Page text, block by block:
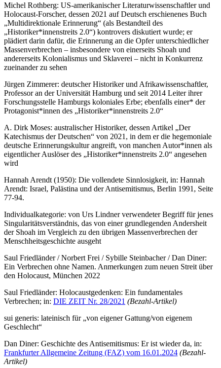
Michel Rothberg: US-amerikanischer Literaturwissenschaftler und
Holocaust-Forscher, dessen 2021 auf Deutsch erschienenes Buch
„Multidirektionale Erinnerung“ (als Bestandteil des
„Historiker*innenstreits 2.0“) kontrovers diskutiert wurde; er
plädiert darin dafür, die Erinnerung an die Opfer unterschiedlicher
Massenverbrechen – insbesondere von einerseits Shoah und
andererseits Kolonialismus und Sklaverei – nicht in Konkurrenz
zueinander zu sehen
Jürgen Zimmerer: deutscher Historiker und Afrikawissenschaftler,
Professor an der Universität Hamburg und seit 2014 Leiter ihrer
Forschungsstelle Hamburgs koloniales Erbe; ebenfalls einer* der
Protagonist*innen des „Historiker*innenstreits 2.0“
A. Dirk Moses: australischer Historiker, dessen Artikel „Der
Katechismus der Deutschen“ von 2021, in dem er die hegemoniale
deutsche Erinnerungskultur angreift, von manchen Autor*innen als
eigentlicher Auslöser des „Historiker*innenstreits 2.0“ angesehen
wird
Hannah Arendt (1950): Die vollendete Sinnlosigkeit, in: Hannah
Arendt: Israel, Palästina und der Antisemitismus, Berlin 1991, Seite
77-94.
Individualkategorie: von Urs Lindner verwendeter Begriff für jenes
Singularitätsverständnis, das von einer grundlegenden Andersheit
der Shoah im Vergleich zu den übrigen Massenverbrechen der
Menschheitsgeschichte ausgeht
Saul Friedländer / Norbert Frei / Sybille Steinbacher / Dan Diner:
Ein Verbrechen ohne Namen. Anmerkungen zum neuen Streit über
den Holocaust, München 2022
Saul Friedländer: Holocaustgedenken: Ein fundamentales
Verbrechen; in: DIE ZEIT Nr. 28/2021 (Bezahl-Artikel)
sui generis: lateinisch für „von eigener Gattung/von eigenem
Geschlecht“
Dan Diner: Geschichte des Antisemitismus: Er ist wieder da, in:
Frankfurter Allgemeine Zeitung (FAZ) vom 16.01.2024 (Bezahl-
Artikel)